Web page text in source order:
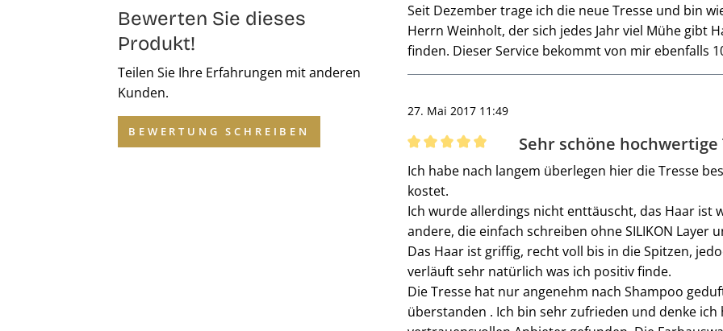
Bewerten Sie dieses
Produkt!
Teilen Sie Ihre Erfahrungen mit anderen
Kunden.
BEWERTUNG SCHREIBEN
Seit Dezember trage ich die neue Tresse und bin
Herrn Weinholt, der sich jedes Jahr viel Mühe gibt
finden. Dieser Service bekommt von mir ebenfalls
27. Mai 2017 11:49
Bewertung mit 5 von 5 Sternen
Sehr schöne hochwertige
Ich habe nach langem überlegen hier die Tresse
kostet.
Ich wurde allerdings nicht enttäuscht, das Haar ist
andere, die einfach schreiben ohne SILIKON Layer
Das Haar ist griffig, recht voll bis in die Spitzen,
verläuft sehr natürlich was ich positiv finde.
Die Tresse hat nur angenehm nach Shampoo
überstanden . Ich bin sehr zufrieden und denke